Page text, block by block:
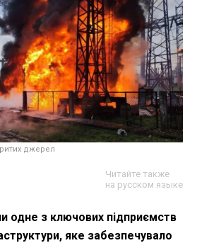
джерел
Читайте также
на русском языке
одне з ключових підприємств
яке забезпечувало